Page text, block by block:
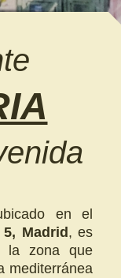
en el
Madrid , es
la zona que
mediterránea